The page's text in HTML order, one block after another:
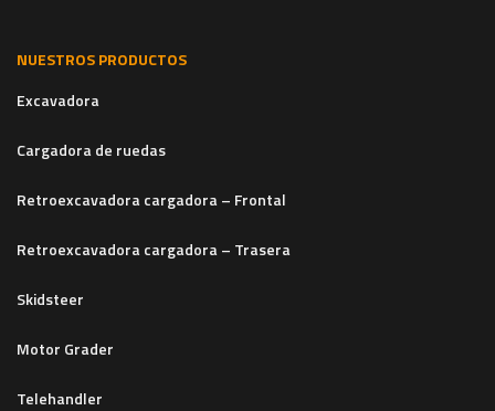
NUESTROS PRODUCTOS
Excavadora
Cargadora de ruedas
Retroexcavadora cargadora – Frontal
Retroexcavadora cargadora – Trasera
Skidsteer
Motor Grader
Telehandler